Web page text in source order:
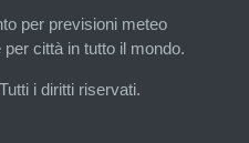
per previsioni meteo
città in tutto il mondo.
i diritti riservati.